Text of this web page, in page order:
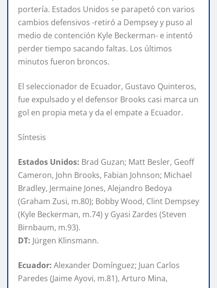
portería. Estados Unidos se parapetó con varios
cambios defensivos -retiró a Dempsey y puso al
medio de contención Kyle Beckerman- e intentó
perder tiempo sacando faltas. Los últimos
minutos fueron broncos.
El seleccionador de Ecuador, Gustavo Quinteros,
fue expulsado y el defensor Brooks casi marca un
gol en propia meta y da el empate a Ecuador.
Síntesis
Estados Unidos: Brad Guzan; Matt Besler, Geoff
Cameron, John Brooks, Fabian Johnson; Michael
Bradley, Jermaine Jones, Alejandro Bedoya
(Graham Zusi, m.80); Bobby Wood, Clint Dempsey
(Kyle Beckerman, m.74) y Gyasi Zardes (Steven
Birnbaum, m.93).
DT: Jürgen Klinsmann.
Ecuador: Alexander Domínguez; Juan Carlos
Paredes (Jaime Ayovi, m.81), Arturo Mina,